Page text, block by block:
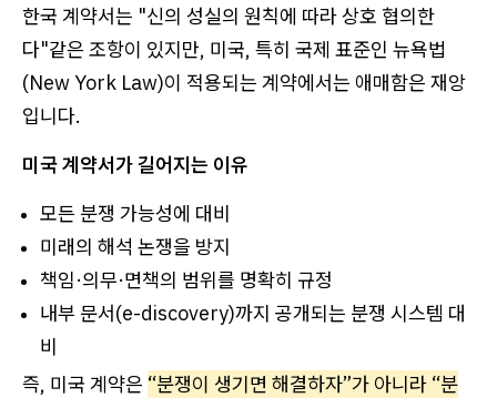
한국 계약서는 "신의 성실의 원칙에 따라 상호 협의한
다"같은 조항이 있지만, 미국, 특히 국제 표준인 뉴욕법
(New York Law)이 적용되는 계약에서는 애매함은 재앙
입니다.
미국 계약서가 길어지는 이유
모든 분쟁 가능성에 대비
미래의 해석 논쟁을 방지
책임·의무·면책의 범위를 명확히 규정
내부 문서(e-discovery)까지 공개되는 분쟁 시스템 대
비
즉, 미국 계약은 “분쟁이 생기면 해결하자”가 아니라 “분